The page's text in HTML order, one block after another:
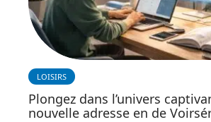
LOISIRS
Plongez dans l’univers
nouvelle adresse en de